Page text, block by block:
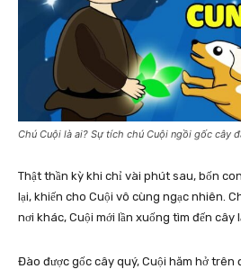
Chú Cuội là ai? Sự tích chú Cuội ngồi gốc cây
Thật thần kỳ khi chỉ vài phút sau, bốn
lại, khiến cho Cuội vô cùng ngạc nhiên.
nơi khác, Cuội mới lần xuống tìm đến cây
Đào được gốc cây quý, Cuội hăm hở trên